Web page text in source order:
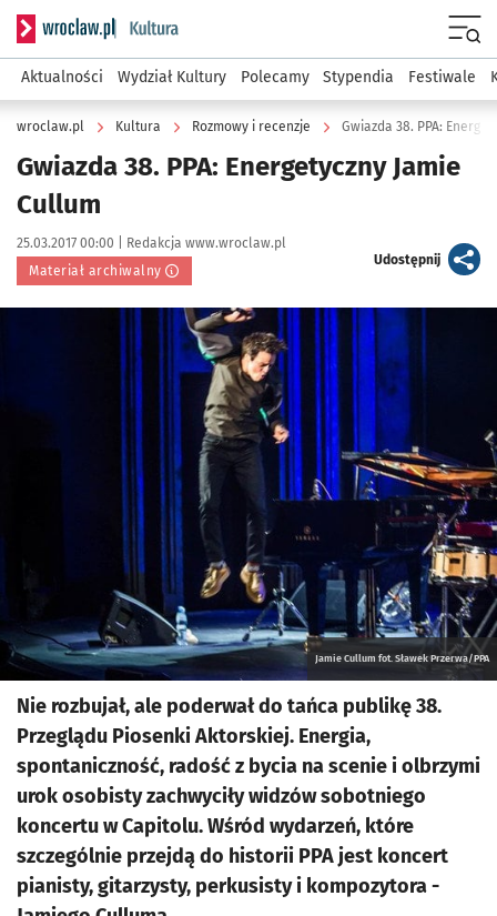
Serwis informacyjny wroclaw.pl podserwis: Kultura
Aktualności Wydział Kultury Polecamy Stypendia Festiwale
wroclaw.pl Kultura Rozmowy i recenzje Gwiazda 38. PPA:
Gwiazda 38. PPA: Energetyczny Jamie
Cullum
Data publikacji:
25.03.2017 00:00 | Autor:
Redakcja www.wroclaw.pl
Materiał archiwalny
Udostępnijartykuł
Kliknij, aby powiększyć
Jamie Cullum fot. Sławek Przerwa/PPA
Nie rozbujał, ale poderwał do tańca publikę 38.
Przeglądu Piosenki Aktorskiej. Energia,
spontaniczność, radość z bycia na scenie i olbrzymi
urok osobisty zachwyciły widzów sobotniego
koncertu w Capitolu. Wśród wydarzeń, które
szczególnie przejdą do historii PPA jest koncert
pianisty, gitarzysty, perkusisty i kompozytora -